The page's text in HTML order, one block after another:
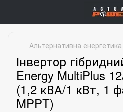
Альтернативна енергетика
Інвертор
Energy MultiPlus
(1,2 кВА/1 кВт, 1
MPPT)